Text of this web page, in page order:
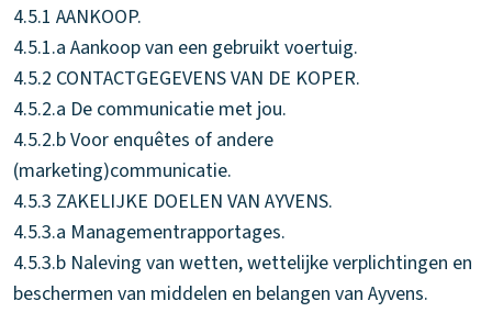
4.5.1 AANKOOP.
4.5.1.a Aankoop van een gebruikt voertuig.
4.5.2 CONTACTGEGEVENS VAN DE KOPER.
4.5.2.a De communicatie met jou.
4.5.2.b Voor enquêtes of andere
(marketing)communicatie.
4.5.3 ZAKELIJKE DOELEN VAN AYVENS.
4.5.3.a Managementrapportages.
4.5.3.b Naleving van wetten, wettelijke verplichtingen en
beschermen van middelen en belangen van Ayvens.